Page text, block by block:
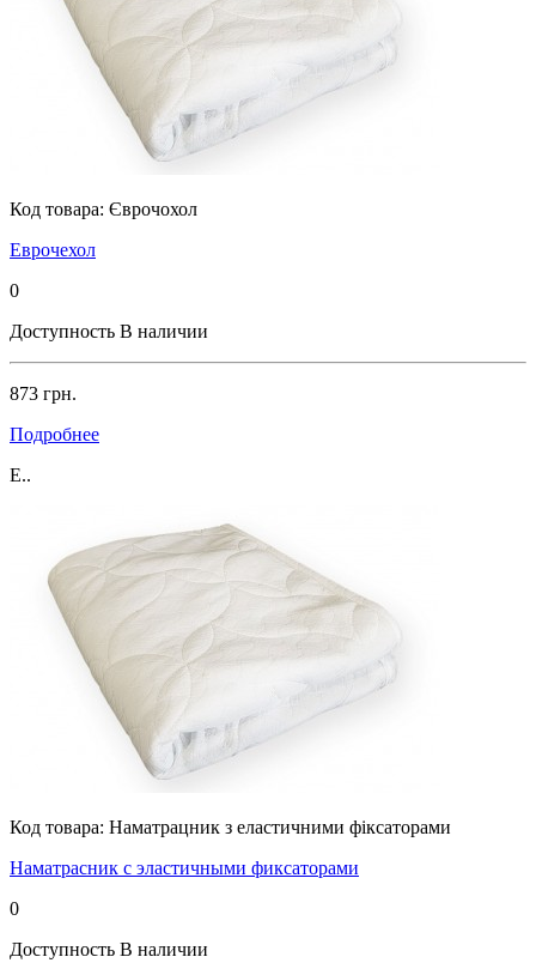
Код товара: Єврочохол
Еврочехол
0
Доступность В наличии
873 грн.
Подробнее
Е..
Код товара: Наматрацник з еластичними фіксаторами
Наматрасник с эластичными фиксаторами
0
Доступность В наличии